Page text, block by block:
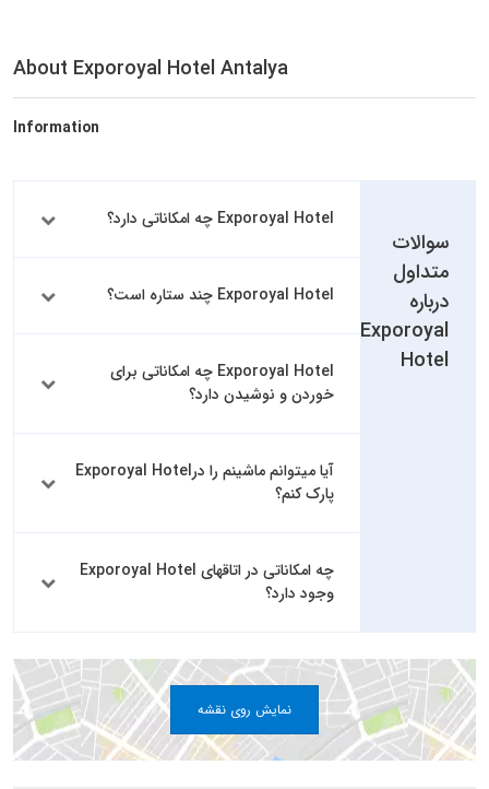
About Exporoyal Hotel Antalya
Information
سوالات
متداول
درباره
Exporoyal
Hotel
Exporoyal Hotel چه امکاناتی دارد؟
Exporoyal Hotel چند ستاره است؟
Exporoyal Hotel چه امکاناتی برای
خوردن و نوشیدن دارد؟
آیا میتوانم ماشینم را درExporoyal Hotel
پارک کنم؟
چه امکاناتی در اتاقهای Exporoyal Hotel
وجود دارد؟
نمایش روی نقشه